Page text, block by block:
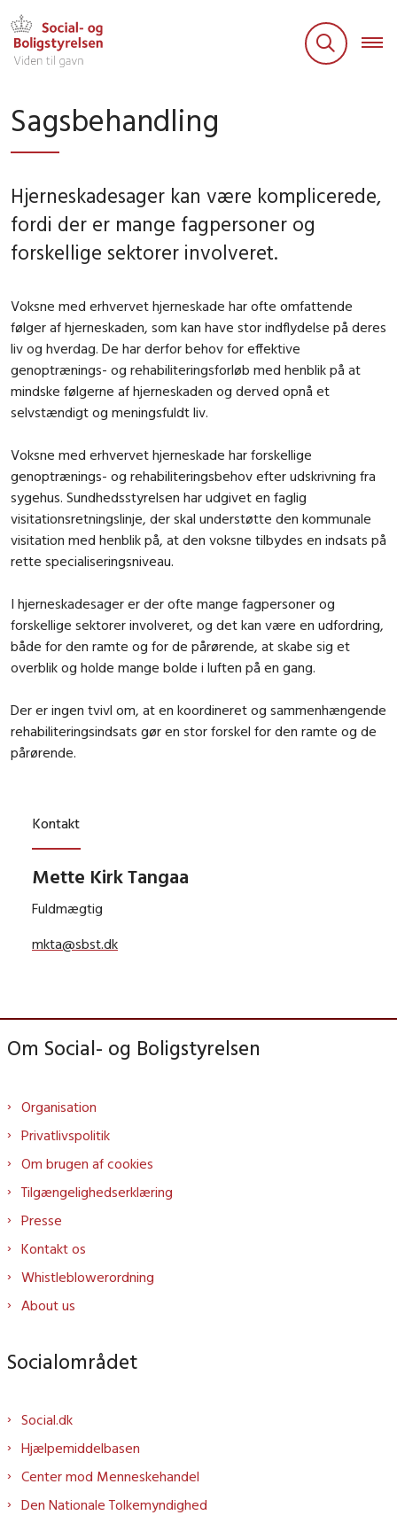
Sagsbehandling
Hjerneskadesager kan være komplicerede,
fordi der er mange fagpersoner og
forskellige sektorer involveret.
Voksne med erhvervet hjerneskade har ofte omfattende
følger af hjerneskaden, som kan have stor indflydelse på deres
liv og hverdag. De har derfor behov for effektive
genoptrænings- og rehabiliteringsforløb med henblik på at
mindske følgerne af hjerneskaden og derved opnå et
selvstændigt og meningsfuldt liv.
Voksne med erhvervet hjerneskade har forskellige
genoptrænings- og rehabiliteringsbehov efter udskrivning fra
sygehus. Sundhedsstyrelsen har udgivet en faglig
visitationsretningslinje, der skal understøtte den kommunale
visitation med henblik på, at den voksne tilbydes en indsats på
rette specialiseringsniveau.
I hjerneskadesager er der ofte mange fagpersoner og
forskellige sektorer involveret, og det kan være en udfordring,
både for den ramte og for de pårørende, at skabe sig et
overblik og holde mange bolde i luften på en gang.
Der er ingen tvivl om, at en koordineret og sammenhængende
rehabiliteringsindsats gør en stor forskel for den ramte og de
pårørende.
Kontakt
Mette Kirk Tangaa
Fuldmægtig
mkta@sbst.dk
Om Social- og Boligstyrelsen
Organisation
Privatlivspolitik
Om brugen af cookies
Tilgængelighedserklæring
Presse
Kontakt os
Whistleblowerordning
About us
Socialområdet
Social.dk
Hjælpemiddelbasen
Center mod Menneskehandel
Den Nationale Tolkemyndighed